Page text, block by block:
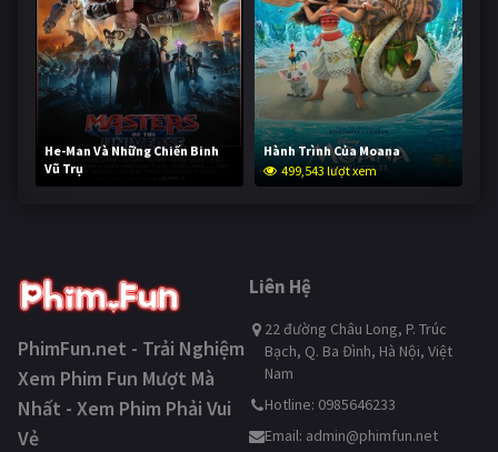
He-Man Và Những Chiến Binh
Vũ Trụ
248,984 lượt xem
Hành Trình Của Moana
499,543 lượt xem
PhimFun.net - Trải Nghiệm
Xem Phim Fun Mượt Mà
Nhất - Xem Phim Phải Vui
Vẻ
Liên Hệ
22 đường Châu Long, P. Trúc
Bạch, Q. Ba Đình, Hà Nội, Việt
Nam
Hotline: 0985646233
Email: admin@phimfun.net